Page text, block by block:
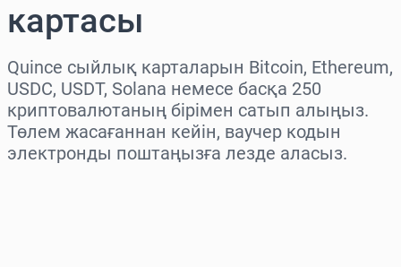
картасы
Quince сыйлық карталарын Bitcoin, Ethereum,
USDC, USDT, Solana немесе басқа 250
криптовалютаның бірімен сатып алыңыз.
Төлем жасағаннан кейін, ваучер кодын
электронды поштаңызға лезде аласыз.